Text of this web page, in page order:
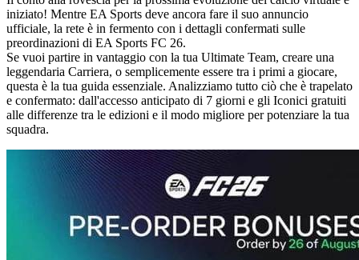
iniziato! Mentre EA Sports deve ancora fare il suo annuncio
ufficiale, la rete è in fermento con i dettagli confermati sulle
preordinazioni di EA Sports FC 26.
Se vuoi partire in vantaggio con la tua Ultimate Team, creare una
leggendaria Carriera, o semplicemente essere tra i primi a giocare,
questa è la tua guida essenziale. Analizziamo tutto ciò che è trapelato
e confermato: dall'accesso anticipato di 7 giorni e gli Iconici gratuiti
alle differenze tra le edizioni e il modo migliore per potenziare la tua
squadra.